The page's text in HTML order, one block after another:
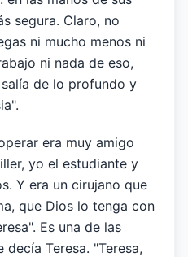
segura. Claro, no
ni mucho menos ni
ni nada de eso,
de lo profundo y
era muy amigo
yo el estudiante y
Y era un cirujano que
que Dios lo tenga con
Es una de las
Teresa. "Teresa,